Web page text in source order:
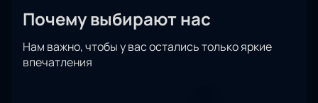
Александра Шлеменко, который встретится с
Миллендером. Это будет настоящее испытание для
спортсменов.
Почему выбирают нас
Нам важно, чтобы у вас остались только яркие
впечатления